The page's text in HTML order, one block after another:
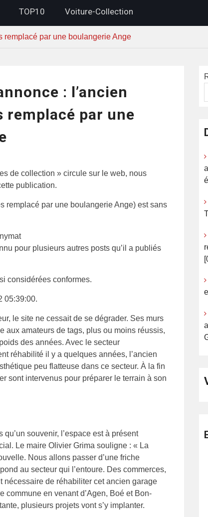
TOP10 Voiture-Collection
remplacé par une boulangerie Ange
: l’ancien
remplacé par une
de collection » circule sur le web, nous
publication.
remplacé par une boulangerie Ange) est sans
pour plusieurs autres posts qu’il a publiés
considérées conformes.
05:39:00.
le site ne cessait de se dégrader. Ses murs
aux amateurs de tags, plus ou moins réussis,
des années. Avec le secteur
réhabilité il y a quelques années, l’ancien
peu flatteuse dans ce secteur. À la fin
sont intervenus pour préparer le terrain à son
souvenir, l’espace est à présent
Le maire Olivier Grima souligne : « La
Nous allons passer d’une friche
au secteur qui l’entoure. Des commerces,
nécessaire de réhabiliter cet ancien garage
commune en venant d’Agen, Boé et Bon-
plusieurs projets vont s’y implanter.